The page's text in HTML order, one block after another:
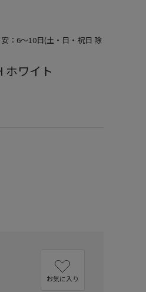
：6～10日(土・日・祝日 除
ホワイト
お気に入り